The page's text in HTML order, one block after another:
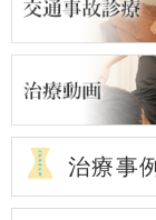
治療事